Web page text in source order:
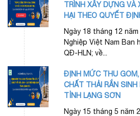
TRÌNH XÂY DỰNG VÀ
HẠI THEO QUYẾT
Ngày 18 tháng 12
Nghiệp Việt Nam Ban
QĐ-HLN; về...
ĐỊNH MỨC THU
CHẤT THẢI RẮN
TỈNH LẠNG SƠN
Ngày 15 tháng 5 năm